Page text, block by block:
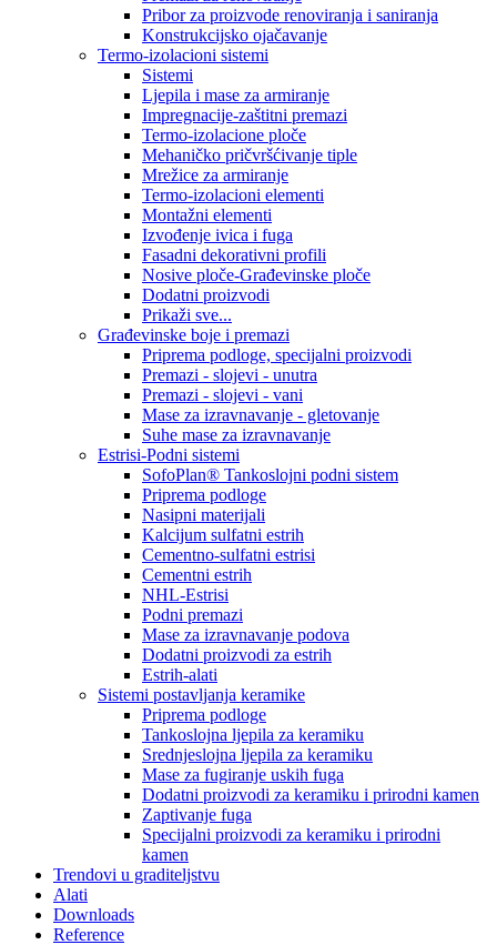
Pribor za proizvode renoviranja i saniranja
Konstrukcijsko ojačavanje
Termo-izolacioni sistemi
Sistemi
Ljepila i mase za armiranje
Impregnacije-zaštitni premazi
Termo-izolacione ploče
Mehaničko pričvršćivanje tiple
Mrežice za armiranje
Termo-izolacioni elementi
Montažni elementi
Izvođenje ivica i fuga
Fasadni dekorativni profili
Nosive ploče-Građevinske ploče
Dodatni proizvodi
Prikaži sve...
Građevinske boje i premazi
Priprema podloge, specijalni proizvodi
Premazi - slojevi - unutra
Premazi - slojevi - vani
Mase za izravnavanje - gletovanje
Suhe mase za izravnavanje
Estrisi-Podni sistemi
SofoPlan® Tankoslojni podni sistem
Priprema podloge
Nasipni materijali
Kalcijum sulfatni estrih
Cementno-sulfatni estrisi
Cementni estrih
NHL-Estrisi
Podni premazi
Mase za izravnavanje podova
Dodatni proizvodi za estrih
Estrih-alati
Sistemi postavljanja keramike
Priprema podloge
Tankoslojna ljepila za keramiku
Srednjeslojna ljepila za keramiku
Mase za fugiranje uskih fuga
Dodatni proizvodi za keramiku i prirodni kamen
Zaptivanje fuga
Specijalni proizvodi za keramiku i prirodni
kamen
Trendovi u graditeljstvu
Alati
Downloads
Reference